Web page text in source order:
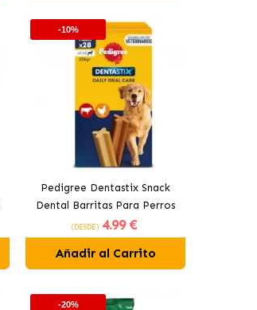
-10%
Pedigree Dentastix Snack
Dental Barritas Para Perros
Grandes +25 kg
(DESDE) 4.99 €
Añadir al Carrito
-20%